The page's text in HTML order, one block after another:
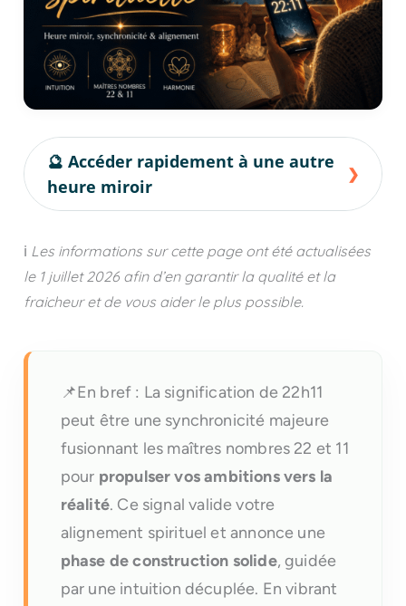
🔮 Accéder rapidement à une autre
heure miroir
ℹ️ Les informations sur cette page ont été actualisées
le 1 juillet 2026afin d’en garantir la qualité et la
fraicheur et de vous aider le plus possible.
📌En bref : La signification de 22h11
peut être une synchronicité majeure
fusionnant les maîtres nombres 22 et 11
pour propulser vos ambitions vers la
réalité. Ce signal valide votre
alignement spirituel et annonce une
phase de construction solide, guidée
par une intuition décuplée. En vibrant